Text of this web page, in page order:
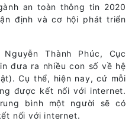
an toàn thông tin 2020
định và cơ hội phát triển
Thành Phúc, Cục
đưa ra nhiều con số về hệ
Cụ thể, hiện nay, cứ mỗi
được kết nối với internet.
bình một người sẽ có
nối với internet.